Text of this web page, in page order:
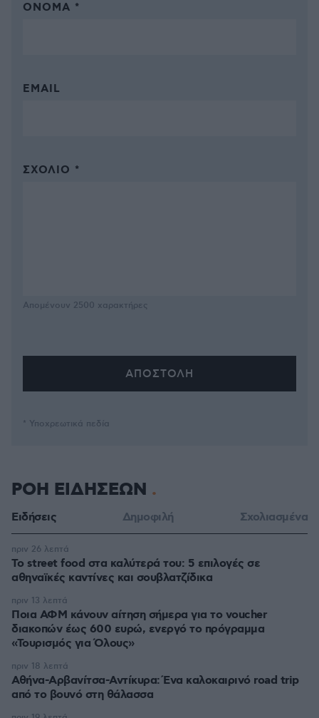
ΌΝΟΜΑ *
EMAIL
ΣΧΌΛΙΟ *
Απομένουν 2500 χαρακτήρες
* Υποχρεωτικά πεδία
ΡΟΗ ΕΙΔΗΣΕΩΝ
Ειδήσεις Δημοφιλή Σχολιασμένα
Το street food στα καλύτερά του: 5 επιλογές σε
αθηναϊκές καντίνες και σουβλατζίδικα
πριν 26 λεπτά
Ποια ΑΦΜ κάνουν αίτηση σήμερα για το voucher
διακοπών έως 600 ευρώ, ενεργό το πρόγραμμα
«Τουρισμός για Όλους»
πριν 13 λεπτά
Αθήνα-Αρβανίτσα-Αντίκυρα: Ένα καλοκαιρινό road trip
από το βουνό στη θάλασσα
πριν 18 λεπτά